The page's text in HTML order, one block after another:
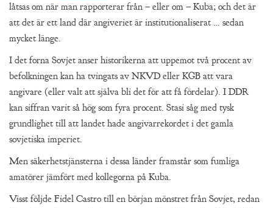
låtsas om när man rapporterar från – eller om – Kuba; och det är
att det är ett land där angiveriet är institutionaliserat … sedan
mycket länge.
I det forna Sovjet anser historikerna att uppemot två procent av
befolkningen kan ha tvingats av NKVD eller KGB att vara
angivare (eller valt att själva bli det för att få fördelar). I DDR
kan siffran varit så hög som fyra procent. Stasi såg med tysk
grundlighet till att landet hade angivarrekordet i det gamla
sovjetiska imperiet.
Men säkerhetstjänsterna i dessa länder framstår som fumliga
amatörer jämfört med kollegorna på Kuba.
Visst följde Fidel Castro till en början mönstret från Sovjet, redan